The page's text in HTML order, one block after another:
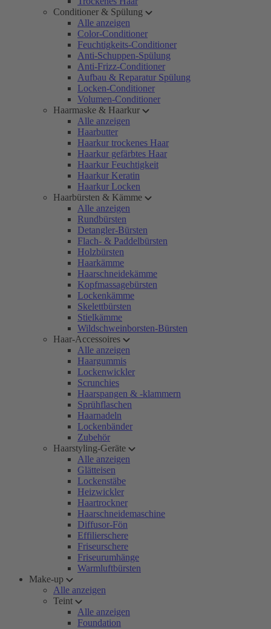
Conditioner & Spülung
Alle anzeigen
Color-Conditioner
Feuchtigkeits-Conditioner
Anti-Schuppen-Spülung
Anti-Frizz-Conditioner
Aufbau & Reparatur Spülung
Locken-Conditioner
Volumen-Conditioner
Haarmaske & Haarkur
Alle anzeigen
Haarbutter
Haarkur trockenes Haar
Haarkur gefärbtes Haar
Haarkur Feuchtigkeit
Haarkur Keratin
Haarkur Locken
Haarbürsten & Kämme
Alle anzeigen
Rundbürsten
Detangler-Bürsten
Flach- & Paddelbürsten
Holzbürsten
Haarkämme
Haarschneidekämme
Kopfmassagebürsten
Lockenkämme
Skelettbürsten
Stielkämme
Wildschweinborsten-Bürsten
Haar-Accessoires
Alle anzeigen
Haargummis
Lockenwickler
Scrunchies
Haarspangen & -klammern
Sprühflaschen
Haarnadeln
Lockenbänder
Zubehör
Haarstyling-Geräte
Alle anzeigen
Glätteisen
Lockenstäbe
Heizwickler
Haartrockner
Haarschneidemaschine
Diffusor-Fön
Effilierschere
Friseurschere
Friseurumhänge
Warmluftbürsten
Make-up
Alle anzeigen
Teint
Alle anzeigen
Foundation